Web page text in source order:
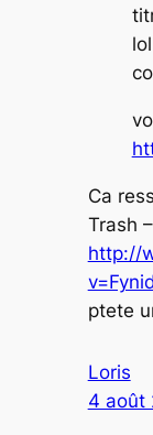
Ca
Trash
http://
ptete
Loris
4 août